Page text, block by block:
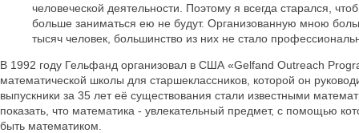
человеческой деятельности. Поэтому я всегда старался,
больше заниматься ею не будут. Организованную мною
тысяч человек, большинство из них не стало
В 1992 году Гельфанд организовал в США «Gelfand Outreach
математической школы для старшеклассников, которой он
выпускники за 35 лет её существования стали известными
показать, что математика - увлекательный предмет, с помощью
быть математиком.